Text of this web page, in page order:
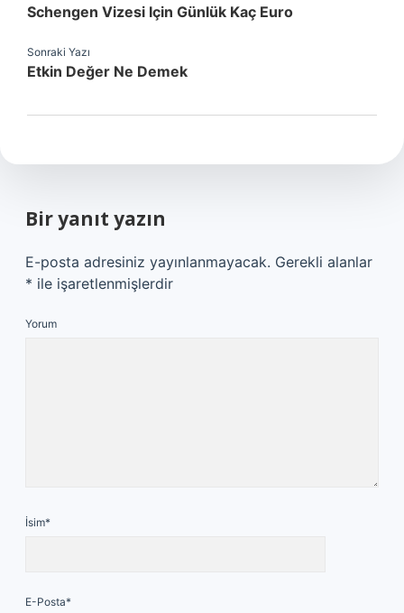
Schengen Vizesi Için Günlük Kaç Euro
Sonraki Yazı
Etkin Değer Ne Demek
Bir yanıt yazın
E-posta adresiniz yayınlanmayacak. Gerekli alanlar
* ile işaretlenmişlerdir
Yorum
İsim*
E-Posta*